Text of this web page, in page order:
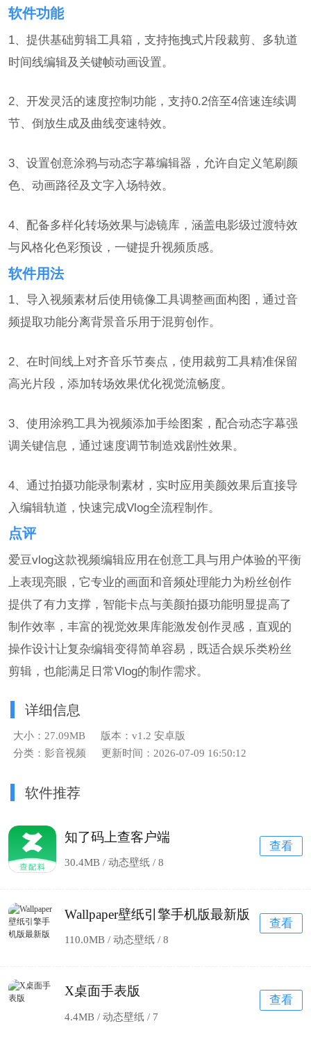
软件功能
1、提供基础剪辑工具箱，支持拖拽式片段裁剪、多轨道
时间线编辑及关键帧动画设置。
2、开发灵活的速度控制功能，支持0.2倍至4倍速连续调
节、倒放生成及曲线变速特效。
3、设置创意涂鸦与动态字幕编辑器，允许自定义笔刷颜
色、动画路径及文字入场特效。
4、配备多样化转场效果与滤镜库，涵盖电影级过渡特效
与风格化色彩预设，一键提升视频质感。
软件用法
1、导入视频素材后使用镜像工具调整画面构图，通过音
频提取功能分离背景音乐用于混剪创作。
2、在时间线上对齐音乐节奏点，使用裁剪工具精准保留
高光片段，添加转场效果优化视觉流畅度。
3、使用涂鸦工具为视频添加手绘图案，配合动态字幕强
调关键信息，通过速度调节制造戏剧性效果。
4、通过拍摄功能录制素材，实时应用美颜效果后直接导
入编辑轨道，快速完成Vlog全流程制作。
点评
爱豆vlog这款视频编辑应用在创意工具与用户体验的平衡
上表现亮眼，它专业的画面和音频处理能力为粉丝创作
提供了有力支撑，智能卡点与美颜拍摄功能明显提高了
制作效率，丰富的视觉效果库能激发创作灵感，直观的
操作设计让复杂编辑变得简单容易，既适合娱乐类粉丝
剪辑，也能满足日常Vlog的制作需求。
详细信息
大小：27.09MB
版本：v1.2 安卓版
分类：影音视频
更新时间：2026-07-09 16:50:12
软件推荐
知了码上查客户端
30.4MB / 动态壁纸 /8
查看
Wallpaper壁纸引擎手机版最新版
110.0MB / 动态壁纸 /8
查看
X桌面手表版
4.4MB / 动态壁纸 / 7
查看